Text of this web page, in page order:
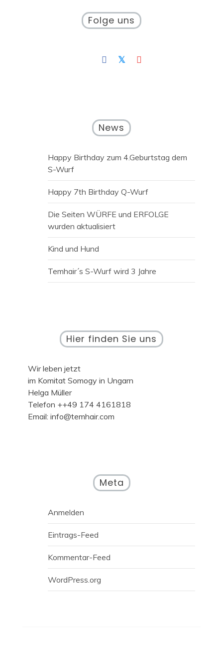
Folge uns
News
Happy Birthday zum 4.Geburtstag dem
S-Wurf
Happy 7th Birthday Q-Wurf
Die Seiten WÜRFE und ERFOLGE
wurden aktualisiert
Kind und Hund
Temhair´s S-Wurf wird 3 Jahre
Hier finden Sie uns
Wir leben jetzt
im Komitat Somogy in Ungarn
Helga Müller
Telefon ++49 174 4161818
Email: info@temhair.com
Meta
Anmelden
Eintrags-Feed
Kommentar-Feed
WordPress.org